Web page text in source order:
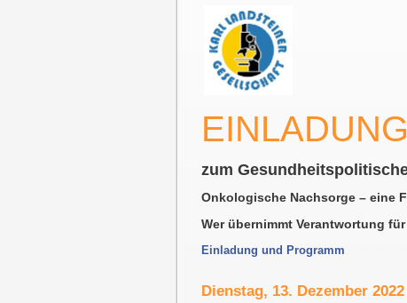
EINLADUNG
zum
Onkologische Nachsorge – eine
Wer übernimmt Verantwortung
Einladung und Programm
Dienstag, 13. Dezember